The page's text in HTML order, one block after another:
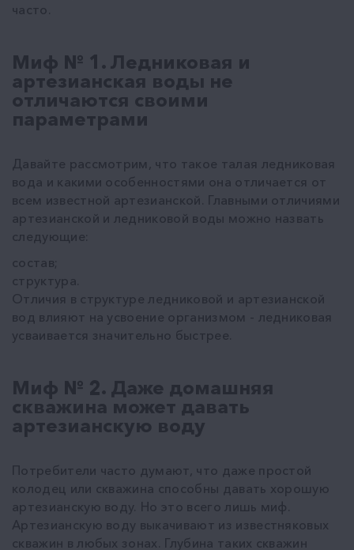
часто.
Миф № 1. Ледниковая и
артезианская воды не
отличаются своими
параметрами
Давайте рассмотрим, что такое талая ледниковая
вода и какими особенностями она отличается от
всем известной артезианской. Главными отличиями
артезианской и ледниковой воды можно назвать
следующие:
состав;
структура.
Отличия в структуре ледниковой и артезианской
вод влияют на усвоение организмом - ледниковая
усваивается значительно быстрее.
Миф № 2. Даже домашняя
скважина может давать
артезианскую воду
Потребители часто думают, что даже простой
колодец или скважина способны давать хорошую
артезианскую воду. Но это всего лишь миф.
Артезианскую воду выкачивают из известняковых
скважин в любых зонах. Глубина таких скважин